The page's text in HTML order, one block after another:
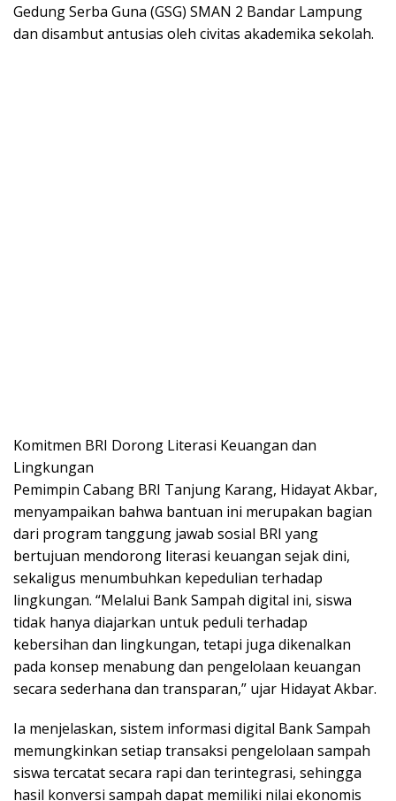
Gedung Serba Guna (GSG) SMAN 2 Bandar Lampung
dan disambut antusias oleh civitas akademika sekolah.
Komitmen BRI Dorong Literasi Keuangan dan
Lingkungan
Pemimpin Cabang BRI Tanjung Karang, Hidayat Akbar,
menyampaikan bahwa bantuan ini merupakan bagian
dari program tanggung jawab sosial BRI yang
bertujuan mendorong literasi keuangan sejak dini,
sekaligus menumbuhkan kepedulian terhadap
lingkungan. “Melalui Bank Sampah digital ini, siswa
tidak hanya diajarkan untuk peduli terhadap
kebersihan dan lingkungan, tetapi juga dikenalkan
pada konsep menabung dan pengelolaan keuangan
secara sederhana dan transparan,” ujar Hidayat Akbar.
Ia menjelaskan, sistem informasi digital Bank Sampah
memungkinkan setiap transaksi pengelolaan sampah
siswa tercatat secara rapi dan terintegrasi, sehingga
hasil konversi sampah dapat memiliki nilai ekonomis